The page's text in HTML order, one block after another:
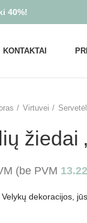
KONTAKTAI
Virtuvei
žiedai
(be PVM 13.22
dekoracijos,
40%!